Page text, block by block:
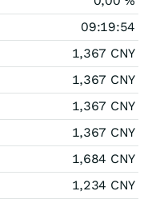
09:19:54
1,367 CNY
1,367 CNY
1,367 CNY
1,367 CNY
1,684 CNY
1,234 CNY